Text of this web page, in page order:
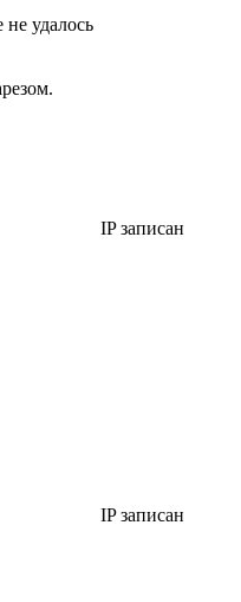
удалось
IP записан
IP записан